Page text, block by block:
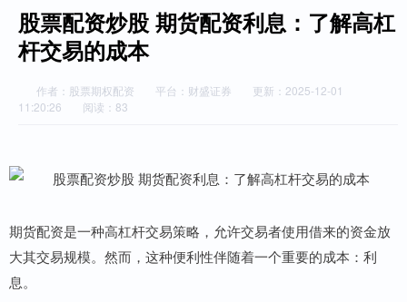
股票配资炒股 期货配资利息：了解高杠
杆交易的成本
作者：股票期权配资 平台：财盛证券
更新：2025-12-01
11:20:26
阅读：83
期货配资是一种高杠杆交易策略，允许交易者使用借来的资金放
大其交易规模。然而，这种便利性伴随着一个重要的成本：利
息。